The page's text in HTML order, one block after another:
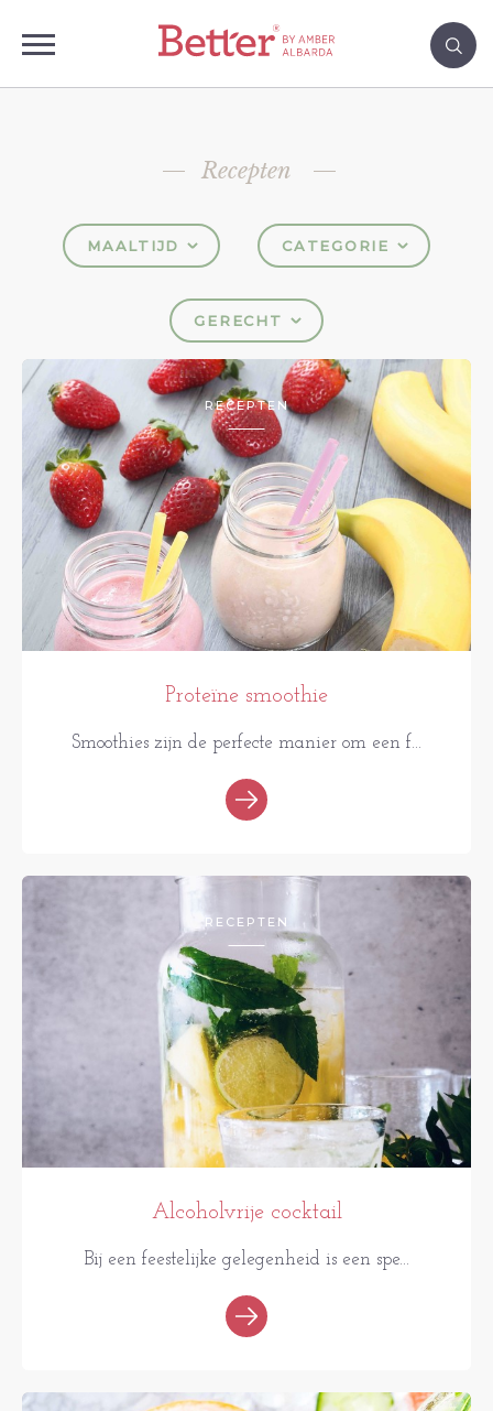
Recepten
MAALTIJD CATEGORIE
GERECHT
RECEPTEN
Proteïne smoothie
Smoothies zijn de perfecte manier om een f...
RECEPTEN
Alcoholvrije cocktail
Bij een feestelijke gelegenheid is een spe...